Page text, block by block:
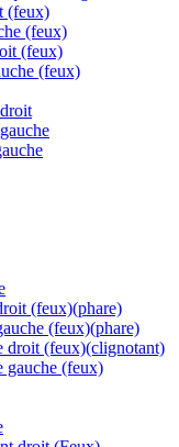
(feux)
(feux)
(feux)
(feux)
(feux)(phare)
(feux)(phare)
droit (feux)(clignotant)
gauche (feux)